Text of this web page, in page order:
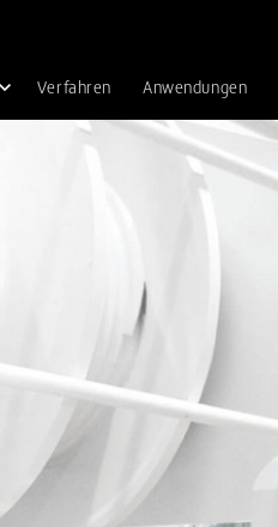
Verfahren Anwendungen